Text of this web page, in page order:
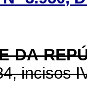
DA
incisos